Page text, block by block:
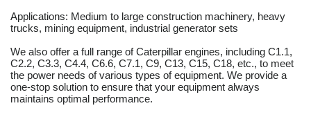
Applications: Medium to large construction machinery, heavy
trucks, mining equipment, industrial generator sets
We also offer a full range of Caterpillar engines, including C1.1,
C2.2, C3.3, C4.4, C6.6, C7.1, C9, C13, C15, C18, etc., to meet
the power needs of various types of equipment. We provide a
one-stop solution to ensure that your equipment always
maintains optimal performance.